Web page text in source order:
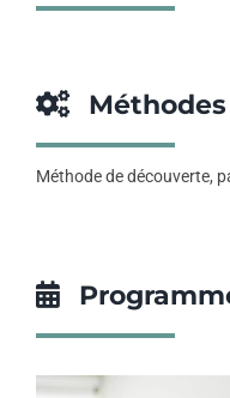
Méthode de découverte,